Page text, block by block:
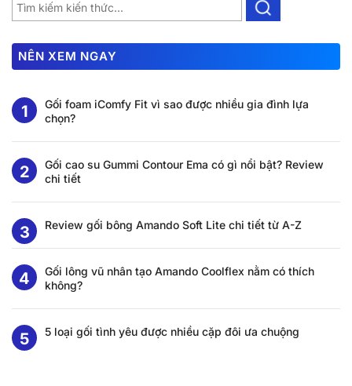
NÊN XEM NGAY
Gối foam iComfy Fit vì sao được nhiều gia đình lựa
chọn?
Gối cao su Gummi Contour Ema có gì nổi bật? Review
chi tiết
Review gối bông Amando Soft Lite chi tiết từ A-Z
Gối lông vũ nhân tạo Amando Coolflex nằm có thích
không?
5 loại gối tình yêu được nhiều cặp đôi ưa chuộng